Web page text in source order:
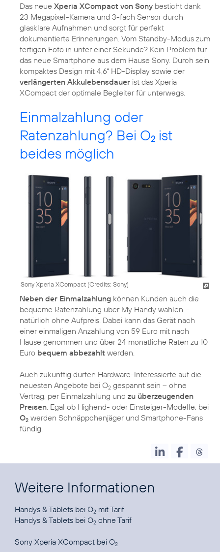
Das neue Xperia XCompact von Sony besticht dank
23 Megapixel-Kamera und 3-fach Sensor durch
glasklare Aufnahmen und sorgt für perfekt
dokumentierte Erinnerungen. Vom Standby-Modus zum
fertigen Foto in unter einer Sekunde? Kein Problem für
das neue Smartphone aus dem Hause Sony. Durch sein
kompaktes Design mit 4,6“ HD-Display sowie der
verlängerten Akkulebensdauer ist das Xperia
XCompact der optimale Begleiter für unterwegs.
Einmalzahlung oder
Ratenzahlung? Bei O2 ist
beides möglich
Sony Xperia XCompact (Credits: Sony)
Neben der Einmalzahlung können Kunden auch die
bequeme Ratenzahlung über My Handy wählen –
natürlich ohne Aufpreis. Dabei kann das Gerät nach
einer einmaligen Anzahlung von 59 Euro mit nach
Hause genommen und über 24 monatliche Raten zu 10
Euro bequem abbezahlt werden.
Auch zukünftig dürfen Hardware-Interessierte auf die
neuesten Angebote bei O2 gespannt sein – ohne
Vertrag, per Einmalzahlung und zu überzeugenden
Preisen. Egal ob Highend- oder Einsteiger-Modelle, bei
O2 werden Schnäppchenjäger und Smartphone-Fans
fündig.
Weitere Informationen
Handys & Tablets bei O2
Handys & Tablets bei O2 ohne Tarif
Sony Xperia XCompact bei O2